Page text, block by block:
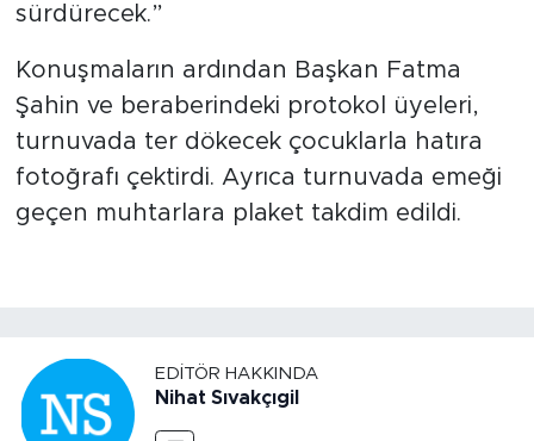
sürdürecek.”
Konuşmaların ardından Başkan Fatma
Şahin ve beraberindeki protokol üyeleri,
turnuvada ter dökecek çocuklarla hatıra
fotoğrafı çektirdi. Ayrıca turnuvada emeği
geçen muhtarlara plaket takdim edildi.
EDITÖR HAKKINDA
Nihat Sıvakçıgil